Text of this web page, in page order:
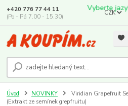
Vyberte
CZK
+420 776 77 44 11
(Po - Pá 7.00 - 15.30)
Úvod NOVINKY
Viridian Grapefruit
(Extrakt ze semínek grepfruitu)